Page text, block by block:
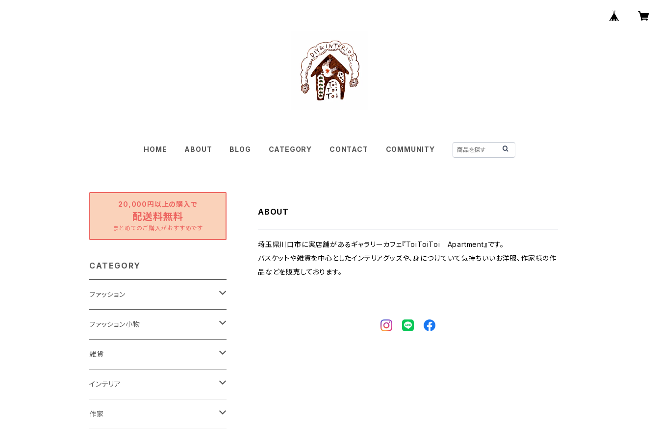
HOME ABOUT BLOG CATEGORY CONTACT COMMUNITY
ABOUT
埼玉県川口市に実店舗があるギャラリーカフェ『ToiToiToi Apartment』です。
バスケットや雑貨を中心としたインテリアグッズや、身につけていて気持ちいいお洋服、作家様の作
品などを販売しております。
20,000円以上の購入で
配送料無料
まとめてのご購入がおすすめです
CATEGORY
ファッション
ワンピース
トップス
パンツ
スカート
ファッション小物
バッグ
ポーチ
シューズ
雑貨
バスケット
リュック
グラス
インテリア
カゴ
作家